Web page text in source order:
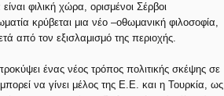
φιλική χώρα, ορισμένοι Σέρβοι
κρύβεται μια νέο –οθωμανική φιλοσοφία,
από τον εξισλαμισμό της περιοχής.
ένας νέος τρόπος πολιτικής σκέψης σε
να γίνει μέλος της Ε.Ε. και η Τουρκία, ως